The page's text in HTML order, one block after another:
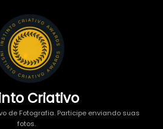
Criativo
de Fotografia. Participe enviando suas
fotos.